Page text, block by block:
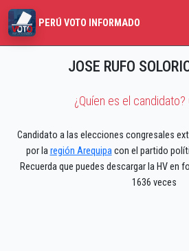
PERÚ VOTO INFORMADO
JOSE RUFO
¿Quíen es el
Candidato a las elecciones congresales
por laregión Arequipacon el partido
Recuerda que puedes descargar la HV en
1636 veces